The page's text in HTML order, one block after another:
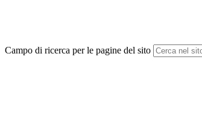
Campo di ricerca per le pagine del sito